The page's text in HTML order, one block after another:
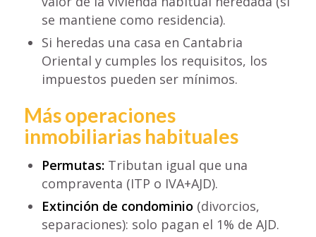
se mantiene como residencia).
Si heredas una casa en Cantabria
Oriental y cumples los requisitos, los
impuestos pueden ser mínimos.
Más operaciones
inmobiliarias habituales
Permutas:Tributan igual que una
compraventa (ITP o IVA+AJD).
Extinción de condominio (divorcios,
separaciones): solo pagan el 1% de AJD.